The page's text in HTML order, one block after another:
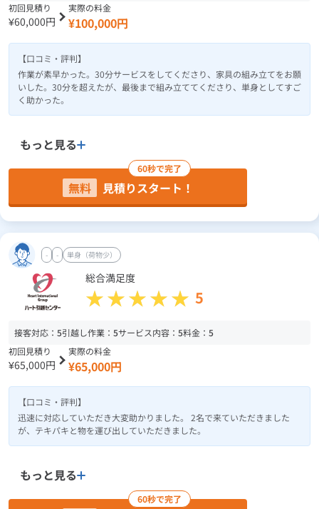
初回見積り
¥60,000円
実際の料金
¥100,000円
【口コミ・評判】
作業が素早かった。30分サービスをしてくださり、家具の組み立てをお願
いした。30分を超えたが、最後まで組み立ててくださり、単身としてすご
く助かった。
もっと見る
60秒で完了
無料 見積りスタート！
- - 単身（荷物少）
総合満足度
5
接客対応： 5引越し作業： 5サービス内容： 5料金： 5
初回見積り
¥65,000円
実際の料金
¥65,000円
【口コミ・評判】
迅速に対応していただき大変助かりました。 2名で来ていただきました
が、テキパキと物を運び出していただきました。
もっと見る
60秒で完了